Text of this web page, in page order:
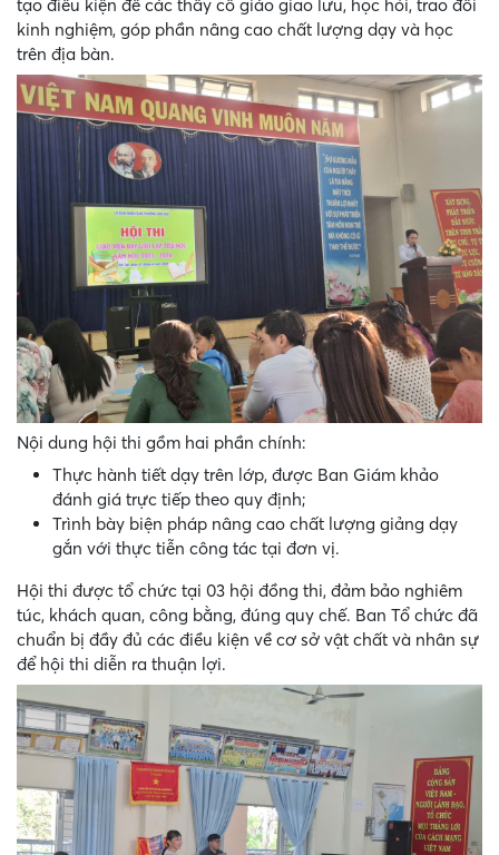
tạo điều kiện để các thầy cô giáo giao lưu, học hỏi, trao đổi
kinh nghiệm, góp phần nâng cao chất lượng dạy và học
trên địa bàn.
Nội dung hội thi gồm hai phần chính:
Thực hành tiết dạy trên lớp, được Ban Giám khảo
đánh giá trực tiếp theo quy định;
Trình bày biện pháp nâng cao chất lượng giảng dạy
gắn với thực tiễn công tác tại đơn vị.
Hội thi được tổ chức tại 03 hội đồng thi, đảm bảo nghiêm
túc, khách quan, công bằng, đúng quy chế. Ban Tổ chức đã
chuẩn bị đầy đủ các điều kiện về cơ sở vật chất và nhân sự
để hội thi diễn ra thuận lợi.